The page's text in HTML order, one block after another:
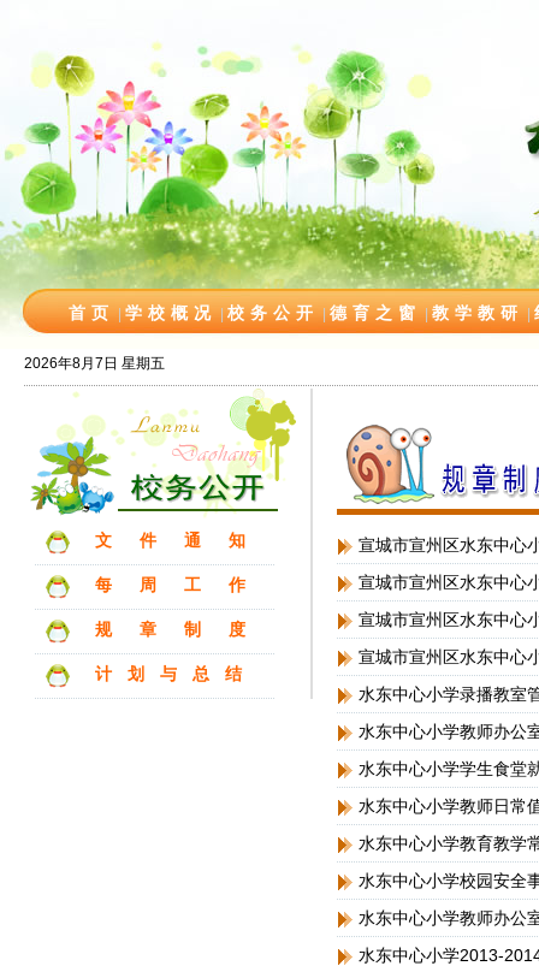
首页 学校概况 校务公开 德育之窗 教学教研
2026年8月7日 星期五
文件通知
每周工作
规章制度
计划与总结
宣城市宣州区水东中心
宣城市宣州区水东中心
宣城市宣州区水东中心
宣城市宣州区水东中心
水东中心小学录播教室
水东中心小学教师办公
水东中心小学学生食堂
水东中心小学教师日常
水东中心小学教育教学
水东中心小学校园安全
水东中心小学教师办公
水东中心小学2013-